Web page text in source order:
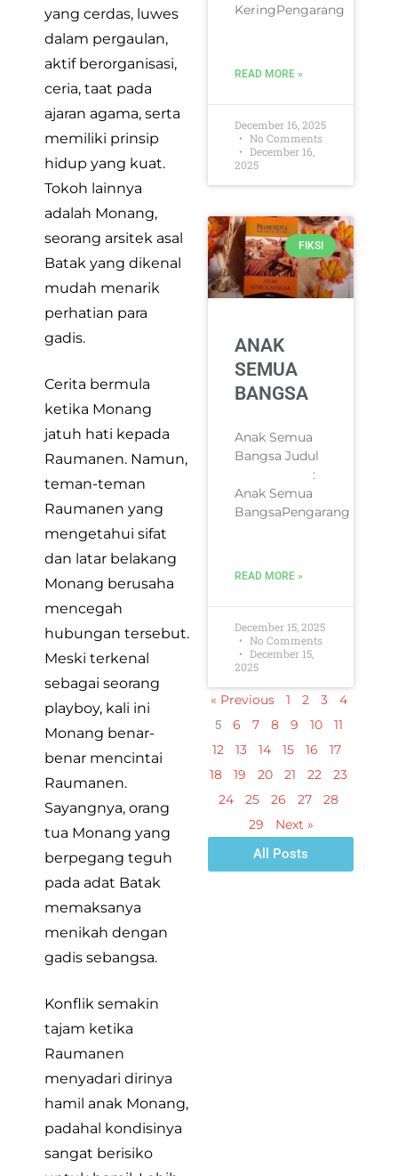
yang cerdas, luwes
dalam pergaulan,
aktif berorganisasi,
ceria, taat pada
ajaran agama, serta
memiliki prinsip
hidup yang kuat.
Tokoh lainnya
adalah Monang,
seorang arsitek asal
Batak yang dikenal
mudah menarik
perhatian para
gadis.
Cerita bermula
ketika Monang
jatuh hati kepada
Raumanen. Namun,
teman-teman
Raumanen yang
mengetahui sifat
dan latar belakang
Monang berusaha
mencegah
hubungan tersebut.
Meski terkenal
sebagai seorang
playboy, kali ini
Monang benar-
benar mencintai
Raumanen.
Sayangnya, orang
tua Monang yang
berpegang teguh
pada adat Batak
memaksanya
menikah dengan
gadis sebangsa.
Konflik semakin
tajam ketika
Raumanen
menyadari dirinya
hamil anak Monang,
padahal kondisinya
sangat berisiko
KeringPengarang
READ MORE »
December 16, 2025
No Comments
December 16,
2025
FIKSI
ANAK
SEMUA
BANGSA
Anak Semua
Bangsa Judul
:
Anak Semua
BangsaPengarang
READ MORE »
December 15, 2025
No Comments
December 15,
2025
« Previous 1 2 3 4
5 6 7 8 9 10
11
12
13 14 15 16
17
18
19 20 21 22
23
24
25 26 27
28
29
Next »
All Posts